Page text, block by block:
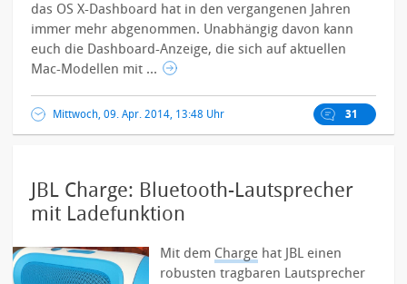
das OS X-Dashboard hat in den vergangenen Jahren
immer mehr abgenommen. Unabhängig davon kann
euch die Dashboard-Anzeige, die sich auf aktuellen
Mac-Modellen mit ...
Mittwoch, 09. Apr. 2014, 13:48 Uhr 31
JBL Charge: Bluetooth-Lautsprecher
mit Ladefunktion
Mit dem Charge hat JBL einen
robusten tragbaren Lautsprecher